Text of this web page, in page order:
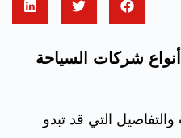
شركات السياحة
التي قد تبدو